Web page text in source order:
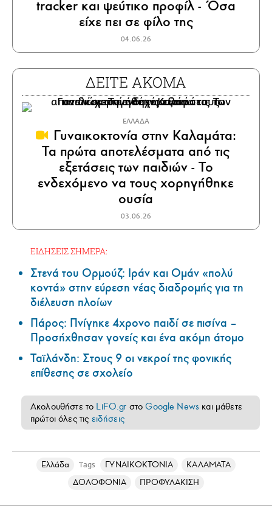
tracker και ψεύτικο προφίλ - Όσα
είχε πει σε φίλο της
04.06.26
ΔΕΙΤΕ ΑΚΟΜΑ
ΕΛΛΑΔΑ
Γυναικοκτονία στην Καλαμάτα:
Τα πρώτα αποτελέσματα από τις
εξετάσεις των παιδιών - Το
ενδεχόμενο να τους χορηγήθηκε
ουσία
03.06.26
ΕΙΔΗΣΕΙΣ ΣΗΜΕΡΑ:
Στενά του Ορμούζ: Ιράν και Ομάν «πολύ
κοντά» στην εύρεση νέας διαδρομής για τη
διέλευση πλοίων
Πάρος: Πνίγηκε 4χρονο παιδί σε πισίνα –
Προσήχθησαν γονείς και ένα ακόμη άτομο
Ταϊλάνδη: Στους 9 οι νεκροί της φονικής
επίθεσης σε σχολείο
Ακολουθήστε το LiFO.gr στοGoogle News και μάθετε
πρώτοι όλες τις ειδήσεις
Ελλάδα Tags ΓΥΝΑΙΚΟΚΤΟΝΙΑ
ΚΑΛΑΜΑΤΑ
ΔΟΛΟΦΟΝΙΑ
ΠΡΟΦΥΛΑΚΙΣΗ